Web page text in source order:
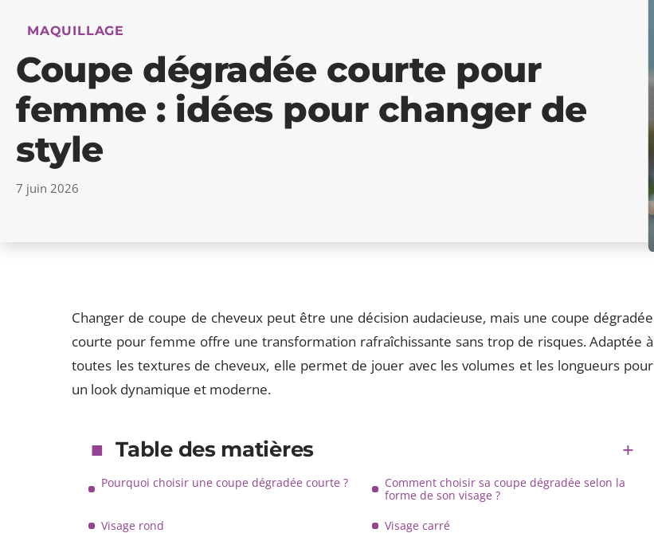
MAQUILLAGE
Coupe dégradée courte pour
femme : idées pour changer de
style
7 juin 2026
Changer de coupe de cheveux peut être une décision audacieuse, mais une coupe dégradée
courte pour femme offre une transformation rafraîchissante sans trop de risques. Adaptée à
toutes les textures de cheveux, elle permet de jouer avec les volumes et les longueurs pour
un look dynamique et moderne.
Table des matières
Pourquoi choisir une coupe dégradée courte ?
Comment choisir sa coupe dégradée selon la
forme de son visage ?
Visage rond
Visage carré